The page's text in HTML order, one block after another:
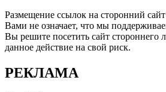
Размещение ссылок на сторонний
Вами не означает, что мы
Вы решите посетить сайт стороннего
данное действие на свой риск.
РЕКЛАМА